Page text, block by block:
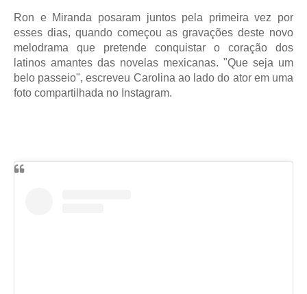
Ron e Miranda posaram juntos pela primeira vez por
esses dias, quando começou as gravações deste novo
melodrama que pretende conquistar o coração dos
latinos amantes das novelas mexicanas. "Que seja um
belo passeio", escreveu Carolina ao lado do ator em uma
foto compartilhada no Instagram.